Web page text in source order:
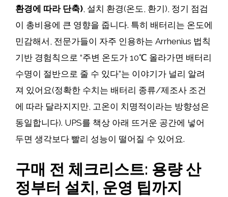
환경에 따라 단축), 설치 환경(온도, 환기), 정기 점검
이 총비용에 큰 영향을 줍니다. 특히 배터리는 온도에
민감해서, 전문가들이 자주 인용하는 Arrhenius 법칙
기반 경험칙으로 “주변 온도가 10℃ 올라가면 배터리
수명이 절반으로 줄 수 있다”는 이야기가 널리 알려
져 있어요(정확한 수치는 배터리 종류/제조사 조건
에 따라 달라지지만, 고온이 치명적이라는 방향성은
동일합니다). UPS를 책상 아래 뜨거운 공간에 넣어
두면 생각보다 빨리 성능이 떨어질 수 있어요.
구매 전 체크리스트: 용량 산
정부터 설치, 운영 팁까지